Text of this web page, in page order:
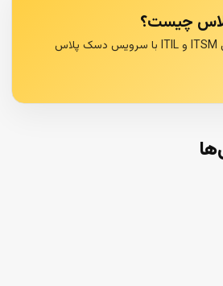
چیست؟
معرفی مسیر پیاده‌سازی ITSM و ITIL با سرویس دسک پلاس